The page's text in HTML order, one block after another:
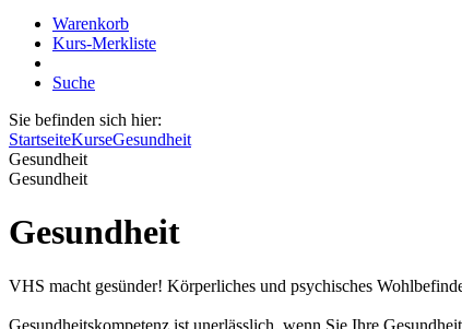
Warenkorb
Kurs-Merkliste
Suche
Sie befinden sich hier:
StartseiteKurseGesundheit
Gesundheit
Gesundheit
Gesundheit
VHS macht gesünder! Körperliches und psychisches
Gesundheitskompetenz ist unerlässlich, wenn Sie Ihre